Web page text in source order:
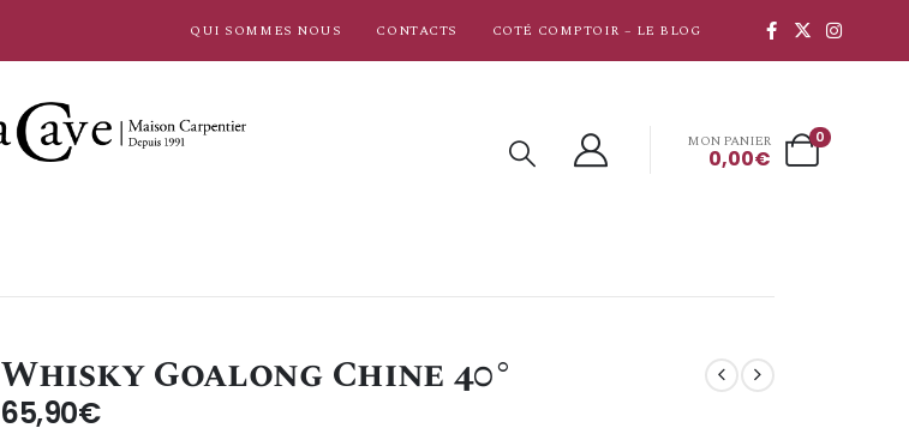
QUI SOMMES NOUS CONTACTS COTÉ COMPTOIR – LE BLOG
0
MON PANIER
0,00€
Whisky Goalong Chine 40°
65,90€